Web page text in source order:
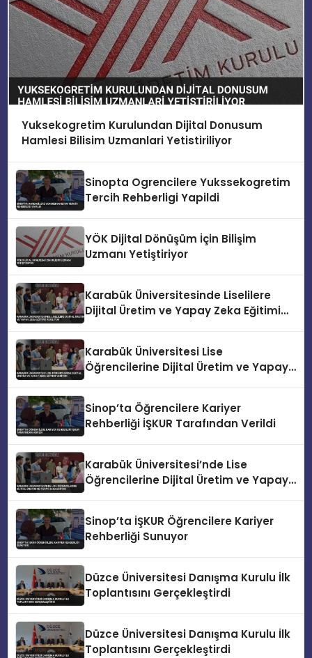
Yuksekogretim Kurulundan Dijital Donusum
Hamlesi Bilisim Uzmanlari Yetistiriliyor
Sinopta Ogrencilere Yukssekogretim
Tercih Rehberligi Yapildi
YÖK Dijital Dönüşüm İçin Bilişim
Uzmanı Yetiştiriyor
Karabük Üniversitesinde Liselilere
Dijital Üretim ve Yapay Zeka Eğitimi
Karabük Üniversitesi Lise
Öğrencilerine Dijital Üretim ve Yapay
Sinop’ta Öğrencilere Kariyer
Rehberliği İŞKUR Tarafından Verildi
Karabük Üniversitesi’nde Lise
Öğrencilerine Dijital Üretim ve Yapay
Sinop’ta İŞKUR Öğrencilere Kariyer
Rehberliği Sunuyor
Düzce Üniversitesi Danışma Kurulu İlk
Toplantısını Gerçekleştirdi
Düzce Üniversitesi Danışma Kurulu İlk
Toplantısını Gerçekleştirdi